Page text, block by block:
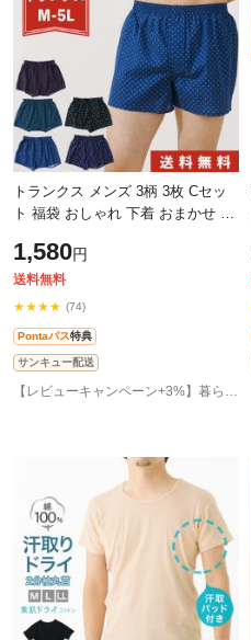
トランクス メンズ 3柄 3枚 Cセッ
ト 福袋 おしゃれ 下着 おまかせ 綿
開き 男性 インナー M4365C-RT 送
料
1,580円
送料無料
★★★★ (74)
Pontaパス特典
サンキュー配送
【レビューキャンペーン+3%】暮らしの肌着 インナー専門店